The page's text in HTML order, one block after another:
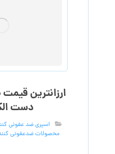
ارزانترین
دست
اسپری ضد عفونی
محصولات ضدعفونی